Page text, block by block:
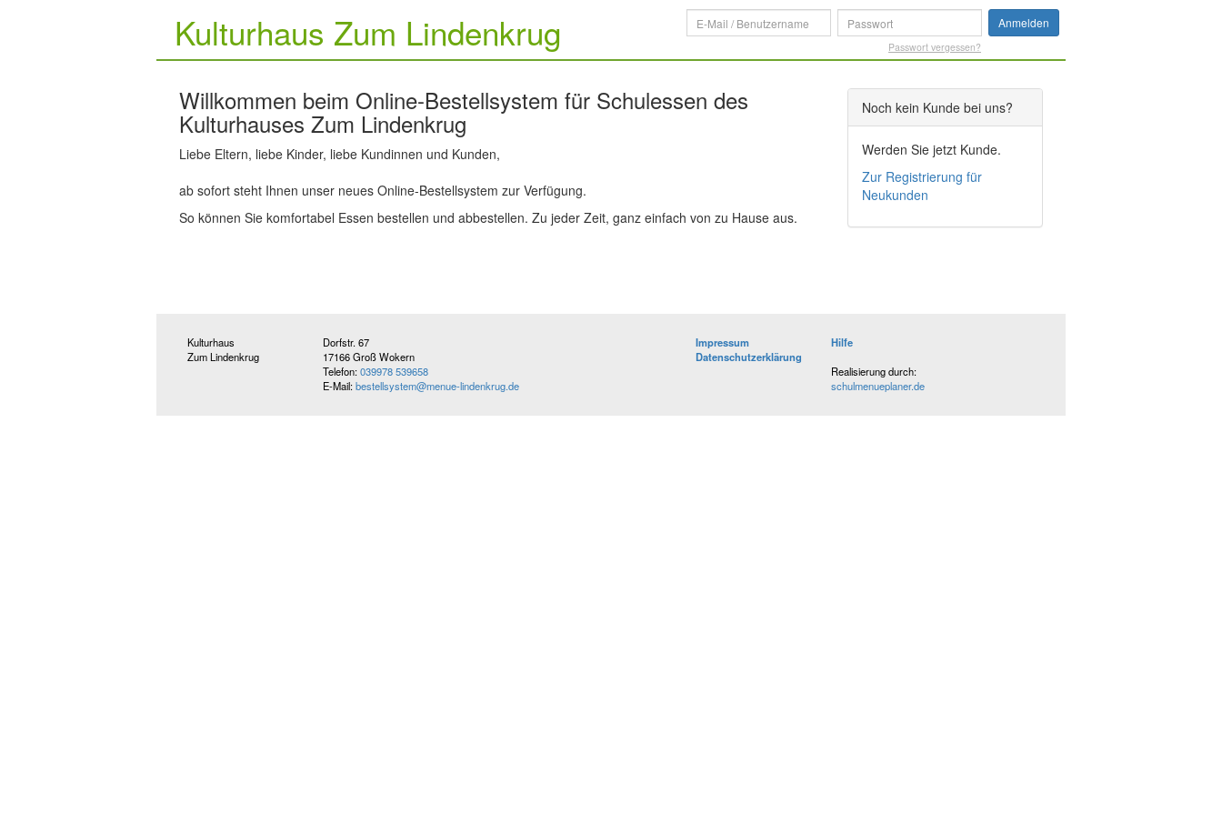
Kulturhaus Zum Lindenkrug Passwort vergessen?
Anmelden
Willkommen beim Online-Bestellsystem für Schulessen des
Kulturhauses Zum Lindenkrug
Liebe Eltern, liebe Kinder, liebe Kundinnen und Kunden,
ab sofort steht Ihnen unser neues Online-Bestellsystem zur Verfügung.
So können Sie komfortabel Essen bestellen und abbestellen. Zu jeder Zeit, ganz einfach von zu Hause aus.
Noch kein Kunde bei uns?
Werden Sie jetzt Kunde.
Zur Registrierung für
Neukunden
Kulturhaus
Zum Lindenkrug
Dorfstr. 67
17166 Groß Wokern
Telefon:039978 539658
E-Mail:bestellsystem@menue-lindenkrug.de
Impressum
Datenschutzerklärung
Hilfe
Realisierung durch:
schulmenueplaner.de